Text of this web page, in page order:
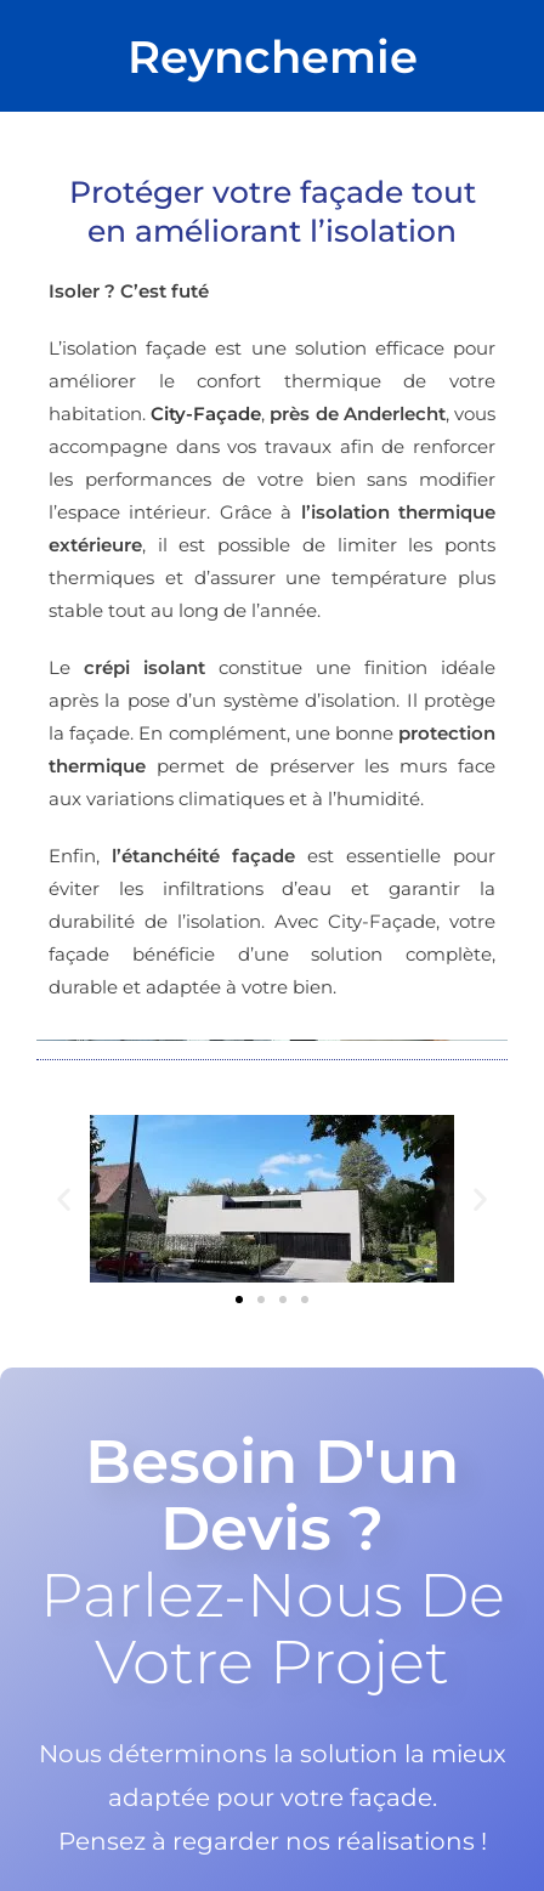
Reynchemie
Protéger votre façade tout
en améliorant l’isolation
Isoler ? C’est futé
L’isolation façade est une solution efficace pour
améliorer le confort thermique de votre
habitation.City-Façade, près de Anderlecht, vous
accompagne dans vos travaux afin de renforcer
les performances de votre bien sans modifier
l’espace intérieur. Grâce à l’isolation thermique
extérieure, il est possible de limiter les ponts
thermiques et d’assurer une température plus
stable tout au long de l’année.
Le crépi isolant constitue une finition idéale
après la pose d’un système d’isolation. Il protège
la façade. En complément, une bonne protection
thermique permet de préserver les murs face
aux variations climatiques et à l’humidité.
Enfin, l’étanchéité façade est essentielle pour
éviter les infiltrations d’eau et garantir la
durabilité de l’isolation. Avec City-Façade, votre
façade bénéficie d’une solution complète,
durable et adaptée à votre bien.
Besoin D'un
Devis ?
Parlez-Nous De
Votre Projet
Nous déterminons la solution la mieux
adaptée pour votre façade.
Pensez à regarder nos réalisations !